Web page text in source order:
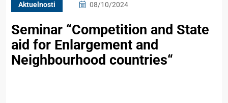
Aktuelnosti 08/10/2024
Seminar “Competition and State
aid for Enlargement and
Neighbourhood countries“